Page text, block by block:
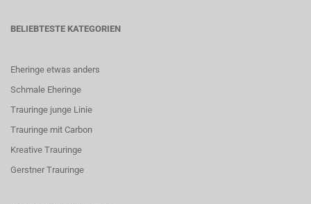
BELIEBTESTE KATEGORIEN
Eheringe etwas anders
Schmale Eheringe
Trauringe junge Linie
Trauringe mit Carbon
Kreative Trauringe
Gerstner Trauringe